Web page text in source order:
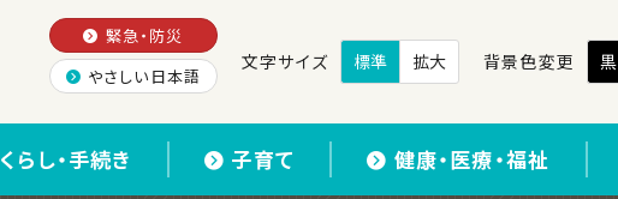
緊急・防災
やさしい日本語
文字サイズ 標準 拡大 背景色変更 黒
くらし・手続き 子育て 健康・医療・福祉